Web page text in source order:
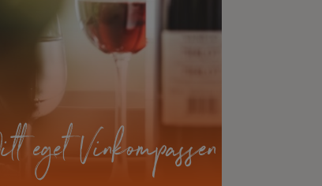
eget Vinkompassen